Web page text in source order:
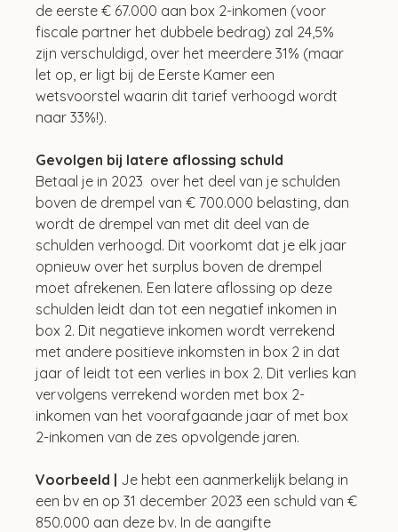
de eerste € 67.000 aan box 2-inkomen (voor
fiscale partner het dubbele bedrag) zal 24,5%
zijn verschuldigd, over het meerdere 31% (maar
let op, er ligt bij de Eerste Kamer een
wetsvoorstel waarin dit tarief verhoogd wordt
naar 33%!).
Gevolgen bij latere aflossing schuld
Betaal je in 2023  over het deel van je schulden
boven de drempel van € 700.000 belasting, dan
wordt de drempel van met dit deel van de
schulden verhoogd. Dit voorkomt dat je elk jaar
opnieuw over het surplus boven de drempel
moet afrekenen. Een latere aflossing op deze
schulden leidt dan tot een negatief inkomen in
box 2. Dit negatieve inkomen wordt verrekend
met andere positieve inkomsten in box 2 in dat
jaar of leidt tot een verlies in box 2. Dit verlies kan
vervolgens verrekend worden met box 2-
inkomen van het voorafgaande jaar of met box
2-inkomen van de zes opvolgende jaren.
Voorbeeld | Je hebt een aanmerkelijk belang in
een bv en op 31 december 2023 een schuld van €
850.000 aan deze bv. In de aangifte